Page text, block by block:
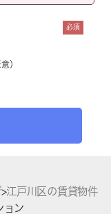
必須
）
>江戸川区の賃貸物件
ョン